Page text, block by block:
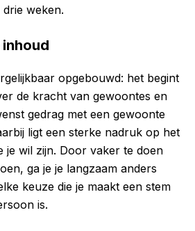
weken.
opgebouwd: het begint
de kracht van gewoontes en
gedrag met een gewoonte
ligt een sterke nadruk op het
je wil zijn. Door vaker te doen
ga je je langzaam anders
keuze die je maakt een stem
is.